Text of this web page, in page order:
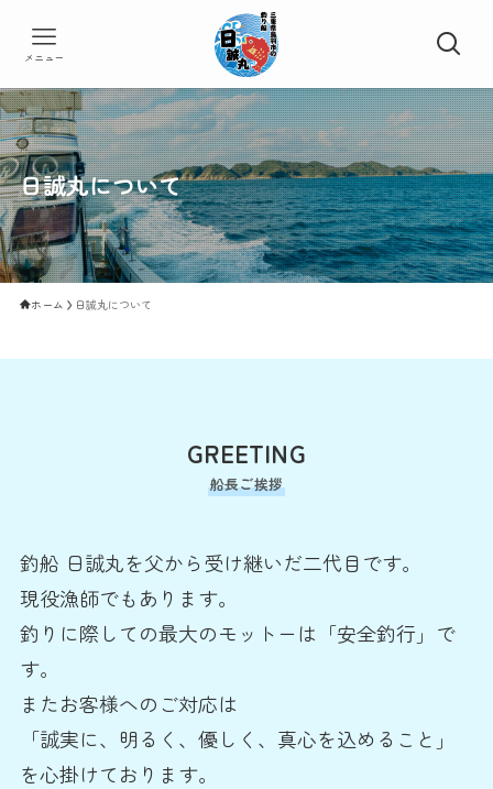
メニュー
日誠丸について
ホーム 日誠丸について
GREETING
船長ご挨拶
釣船 日誠丸を父から受け継いだ二代目です。
現役漁師でもあります。
釣りに際しての最大のモットーは「安全釣行」で
す。
またお客様へのご対応は
「誠実に、明るく、優しく、真心を込めること」
を心掛けております。